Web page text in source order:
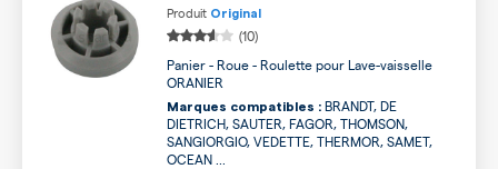
Produit Original
(10)
Panier - Roue - Roulette pour Lave-vaisselle
ORANIER
Marques compatibles : BRANDT, DE
DIETRICH, SAUTER, FAGOR, THOMSON,
SANGIORGIO, VEDETTE, THERMOR, SAMET,
OCEAN ...